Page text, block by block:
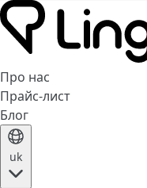
Про нас
Прайс-лист
Блог
uk